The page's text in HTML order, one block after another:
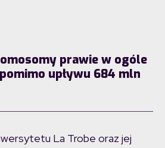
prawie w ogóle
upływu 684 mln
La Trobe oraz jej